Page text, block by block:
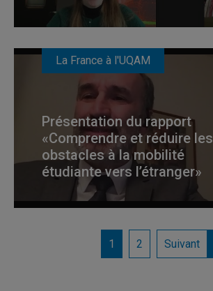
La France à l'UQAM
Présentation du rapport
«Comprendre et réduire les
obstacles à la mobilité
étudiante vers l’étranger»
1 2 Suivant